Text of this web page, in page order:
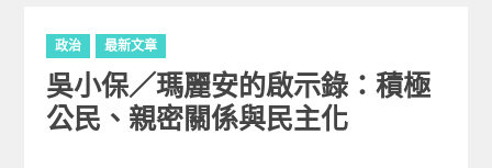
C
a
t
e
g
政治 最新文章
吳小保／瑪麗安的啟示錄：積極
公民、親密關係與民主化